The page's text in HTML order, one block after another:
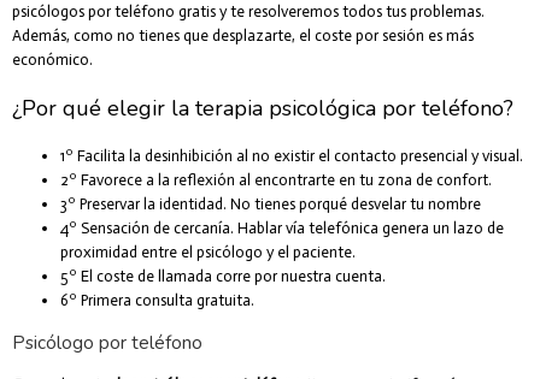
psicólogos por teléfono gratis y te resolveremos todos tus problemas.
Además, como no tienes que desplazarte, el coste por sesión es más
económico.
¿Por qué elegir la terapia psicológica por teléfono?
1º Facilita la desinhibición al no existir el contacto presencial y visual.
2º Favorece a la reflexión al encontrarte en tu zona de confort.
3º Preservar la identidad. No tienes porqué desvelar tu nombre
4º Sensación de cercanía. Hablar vía telefónica genera un lazo de
proximidad entre el psicólogo y el paciente.
5º El coste de llamada corre por nuestra cuenta.
6º Primera consulta gratuita.
Psicólogo por teléfono